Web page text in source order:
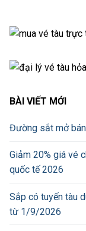
BÀI VIẾT MỚI
Đường sắt mở
Giảm 20% giá vé
quốc tế 2026
Sắp có tuyến tàu
từ 1/9/2026